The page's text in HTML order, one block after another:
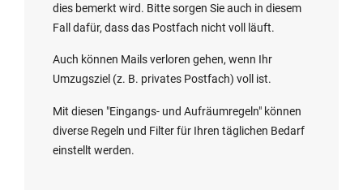
dies bemerkt wird. Bitte sorgen Sie auch in diesem
Fall dafür, dass das Postfach nicht voll läuft.
Auch können Mails verloren gehen, wenn Ihr
Umzugsziel (z. B. privates Postfach) voll ist.
Mit diesen "Eingangs- und Aufräumregeln" können
diverse Regeln und Filter für Ihren täglichen Bedarf
einstellt werden.